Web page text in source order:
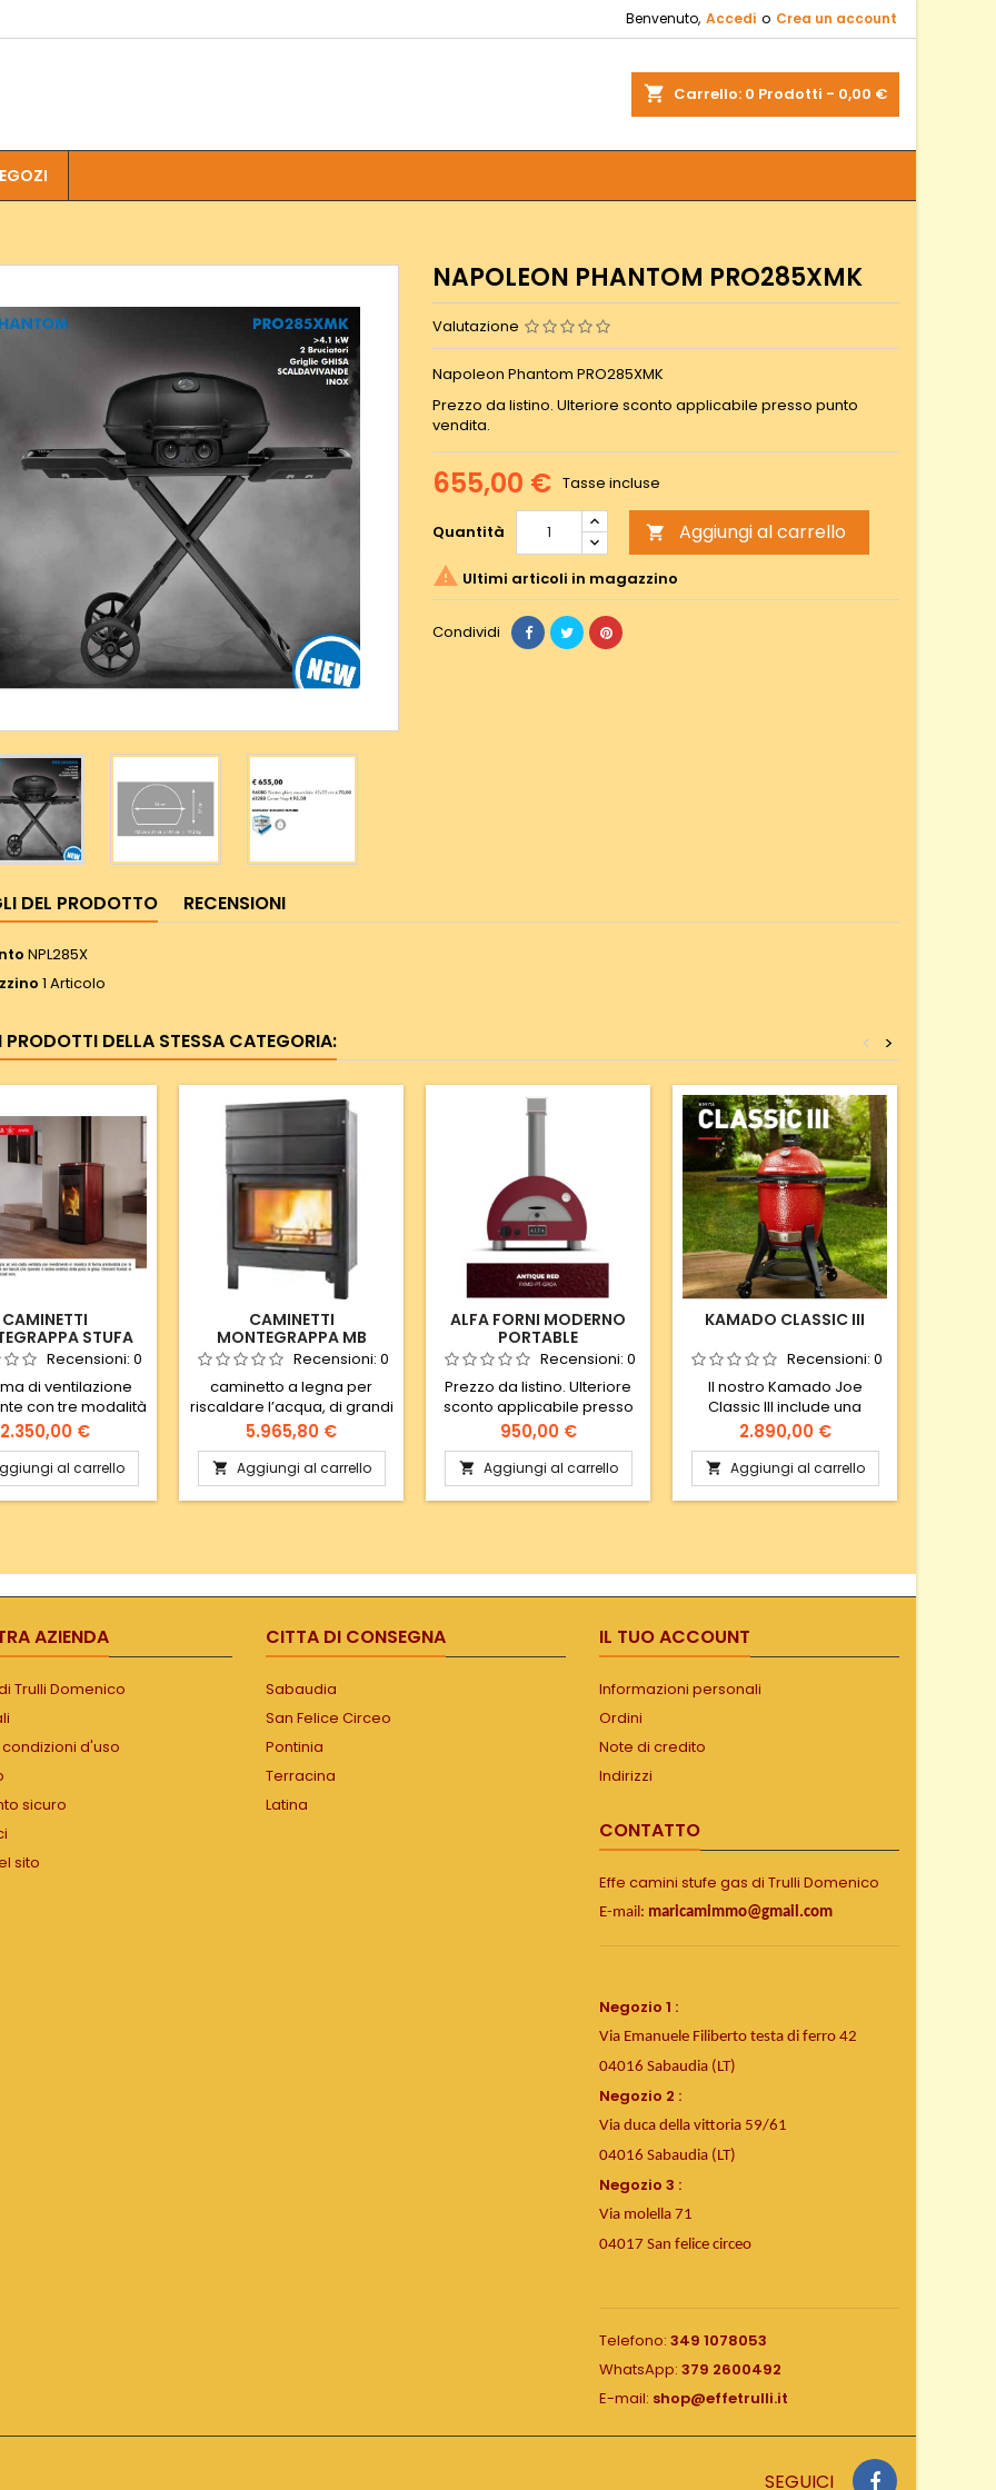
Benvenuto, Accedi o Crea un account
shopping_cart Carrello: 0 Prodotti - 0,00 €
NAPOLEON PHANTOM PRO285XMK
Valutazione
Napoleon Phantom PRO285XMK
Prezzo da listino. Ulteriore sconto applicabile presso punto
vendita.
655,00 € Tasse incluse
Quantità  Aggiungi al carrello
 Ultimi articoli in magazzino
Condividi
DEL PRODOTTO RECENSIONI
NPL285X
1 Articolo
PRODOTTI DELLA STESSA CATEGORIA: >
<
CAMINETTI
STUFA
PIROGARecensioni: 0
di ventilazione
con tre modalità
- Smart,
sicurezza, il
si avvia
-
massima
di combustione in
CMtech®2 •...
Prezzo
2.350,00 €
al carrello
CAMINETTI
MONTEGRAPPA MB
MEGAIDRO W
Recensioni: 0
caminetto a legna per
riscaldare l’acqua, di grandi
dimensioni. Si distingue per
la forma rettangolare della
porta, interamente in vetro
ceramico; apertura a
saliscendi e a ribalta per la
accessori per il vaso
d’espansione aperto e per
Prezzo
5.965,80 €
 Aggiungi al carrello
ALFA FORNI MODERNO
PORTABLE
Recensioni: 0
Prezzo da listino. Ulteriore
sconto applicabile presso
punto vendita.
Prezzo
950,00 €
 Aggiungi al carrello
KAMADO CLASSIC III
Recensioni: 0
Il nostro Kamado Joe
Classic III include una
grande innovazione: il
rivoluzionario SlōRoller
Hyperbolic Smoke
Chamber (camera di
affumicatura brevettata)
stato progettato per
perfezionare il gusto e la
Prezzo
2.890,00 €
 Aggiungi al carrello
AZIENDA
Trulli Domenico
d'uso
sicuro
sito
CITTA DI CONSEGNA
Sabaudia
San Felice Circeo
Pontinia
Terracina
Latina
IL TUO ACCOUNT
Informazioni personali
Ordini
Note di credito
Indirizzi
CONTATTO
Effe camini stufe gas di Trulli Domenico
E-mail: maricamimmo@gmail.com
Negozio 1 :
Via Emanuele Filiberto testa di ferro 42
04016 Sabaudia (LT)
Negozio 2 :
Via duca della vittoria 59/61
04016 Sabaudia (LT)
Negozio 3 :
Via molella 71
04017 San felice circeo
Telefono: 349 1078053
WhatsApp: 379 2600492
E-mail: shop@effetrulli.it
SEGUICI